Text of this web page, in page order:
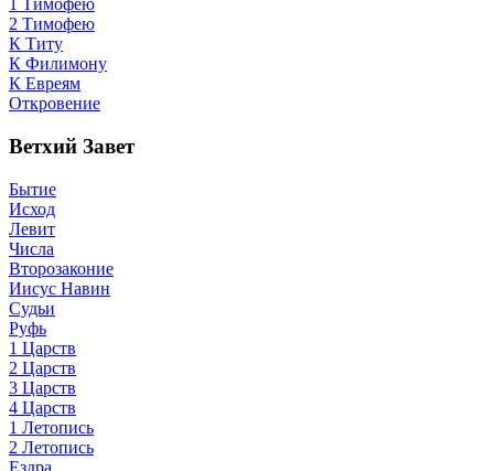
1 Тимофею
2 Тимофею
К Титу
К Филимону
К Евреям
Откровение
Ветхий Завет
Бытие
Исход
Левит
Числа
Второзаконие
Иисус Навин
Судьи
Руфь
1 Царств
2 Царств
3 Царств
4 Царств
1 Летопись
2 Летопись
Ездра